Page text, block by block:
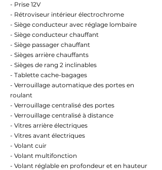
- Prise 12V
- Rétroviseur intérieur électrochrome
- Siège conducteur avec réglage lombaire
- Siège conducteur chauffant
- Siège passager chauffant
- Sièges arrière chauffants
- Sièges de rang 2 inclinables
- Tablette cache-bagages
- Verrouillage automatique des portes en
roulant
- Verrouillage centralisé des portes
- Verrouillage centralisé à distance
- Vitres arrière électriques
- Vitres avant électriques
- Volant cuir
- Volant multifonction
- Volant réglable en profondeur et en hauteur